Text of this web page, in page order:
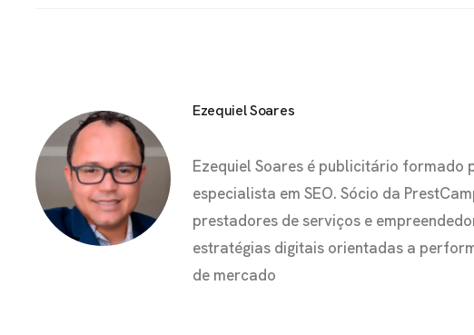
Ezequiel Soares
Ezequiel Soares é publicitário formado
especialista em SEO. Sócio da
prestadores de serviços e
estratégias digitais orientadas a
de mercado